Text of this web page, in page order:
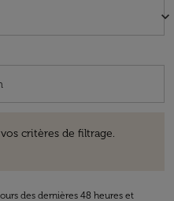
keyboard_arrow_down
critères de filtrage.
des dernières 48 heures et